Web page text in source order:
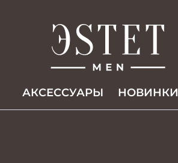
АКCЕССУАРЫ НОВИНКИ